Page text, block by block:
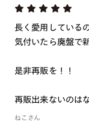
※プレートを装着
つく恐れがありま
ださい。
用を中止してくださ
※仕様上、フレー
長く愛用している
気付いたら廃盤で
是非再販を！！
再販出来ないのは
ねこさん